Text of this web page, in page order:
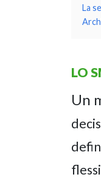
La
LO
Un